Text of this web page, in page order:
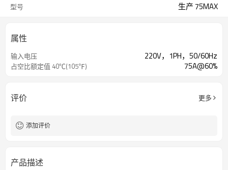
型号 生产 75MAX
属性
输入电压 220V，1PH，50/60Hz
占空比额定值 40℃(105℉) 75A@60%
评价 更多
添加评价
产品描述